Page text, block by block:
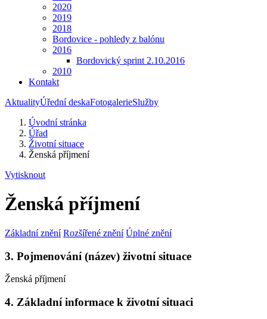
2020
2019
2018
Bordovice - pohledy z balónu
2016
Bordovický sprint 2.10.2016
2010
Kontakt
AktualityÚřední deskaFotogalerieSlužby
Úvodní stránka
Úřad
Životní situace
Ženská příjmení
Vytisknout
Ženská příjmení
Základní znění Rozšířené znění Úplné znění
3. Pojmenování (název) životní situace
Ženská příjmení
4. Základní informace k životní situaci